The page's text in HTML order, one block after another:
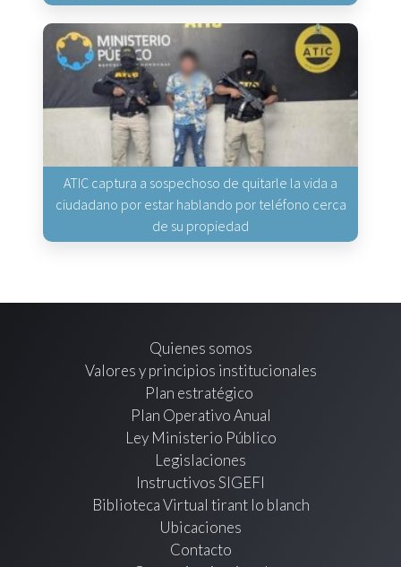
ATIC captura a sospechoso de quitarle la vida a
ciudadano por estar hablando por teléfono cerca
de su propiedad
Quienes somos
Valores y principios institucionales
Plan estratégico
Plan Operativo Anual
Ley Ministerio Público
Legislaciones
Instructivos SIGEFI
Biblioteca Virtual tirant lo blanch
Ubicaciones
Contacto